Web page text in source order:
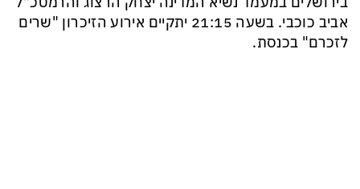
אביב כוכבי. בשעה 21:15 יתקיים אירוע הזיכרון "שרים
לזכרם" בכנסת.